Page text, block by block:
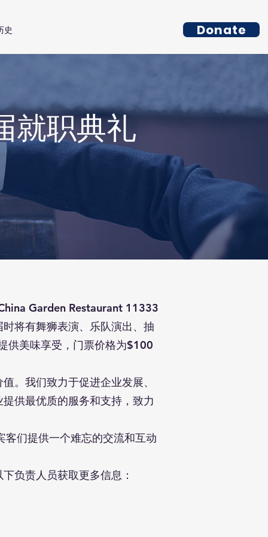
史 Donate
就职典礼
Garden Restaurant 11333
将有舞狮表演、乐队演出、抽
供美味享受，门票价格为$100
。我们致力于促进企业发展、
供最优质的服务和支持，致力
们提供一个难忘的交流和互动
负责人员获取更多信息：